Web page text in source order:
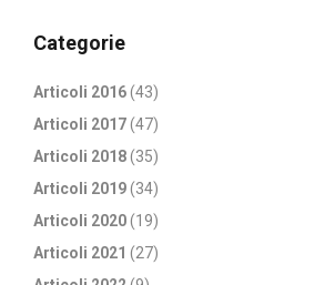
Categorie
Articoli 2016(43)
Articoli 2017(47)
Articoli 2018(35)
Articoli 2019(34)
Articoli 2020(19)
Articoli 2021 (27)